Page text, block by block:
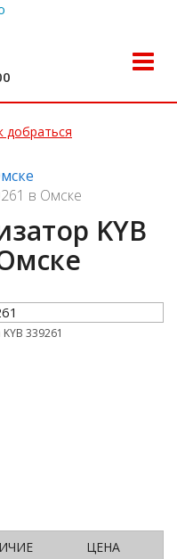
Toggle
добраться
в Омске
KYB
339261
ЦЕНА